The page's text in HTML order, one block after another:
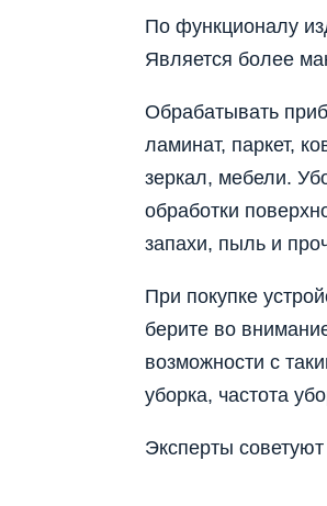
По функционалу
Является более
Обрабатывать
ламинат, паркет,
зеркал, мебели.
обработки
запахи, пыль и
При покупке
берите во
возможности с
уборка, частота
Эксперты